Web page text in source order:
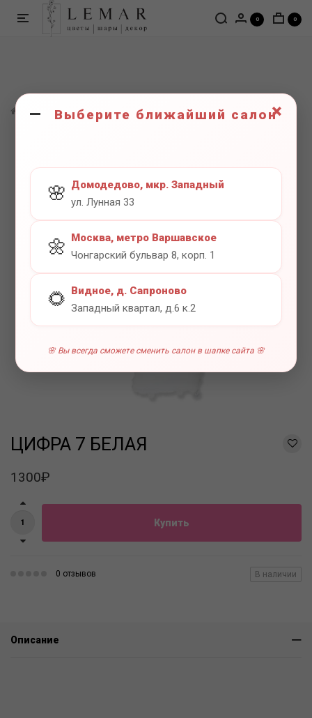
×
Выберите ближайший салон
🌸 Домодедово, мкр. Западный
ул. Лунная 33
🌼
Москва, метро Варшавское
Чонгарский бульвар 8, корп. 1
🌻
Видное, д. Сапроново
Западный квартал, д.6 к.2
🌸 Вы всегда сможете сменить салон в шапке сайта 🌸
0 0
ШАРЫ Цифры Цифра 7 белая
ЦИФРА 7 БЕЛАЯ
1300₽
Купить
0 отзывов В наличии
Описание